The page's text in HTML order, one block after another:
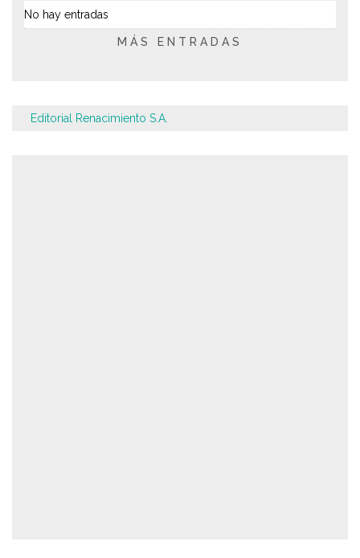
No hay entradas
MÁS ENTRADAS
Editorial Renacimiento S.A.